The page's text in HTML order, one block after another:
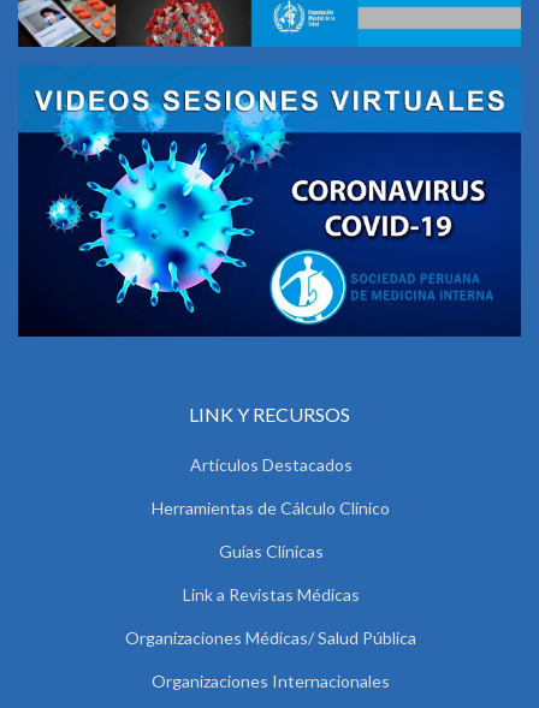
LINK Y RECURSOS
Artículos Destacados
Herramientas de Cálculo Clínico
Guías Clínicas
Link a Revistas Médicas
Organizaciones Médicas/ Salud Pública
Organizaciones Internacionales